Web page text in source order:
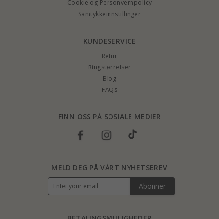
Cookie og Personvernpolicy
Samtykkeinnstillinger
KUNDESERVICE
Retur
Ringstørrelser
Blog
FAQs
FINN OSS PÅ SOSIALE MEDIER
MELD DEG PÅ VÅRT NYHETSBREV
Abonner